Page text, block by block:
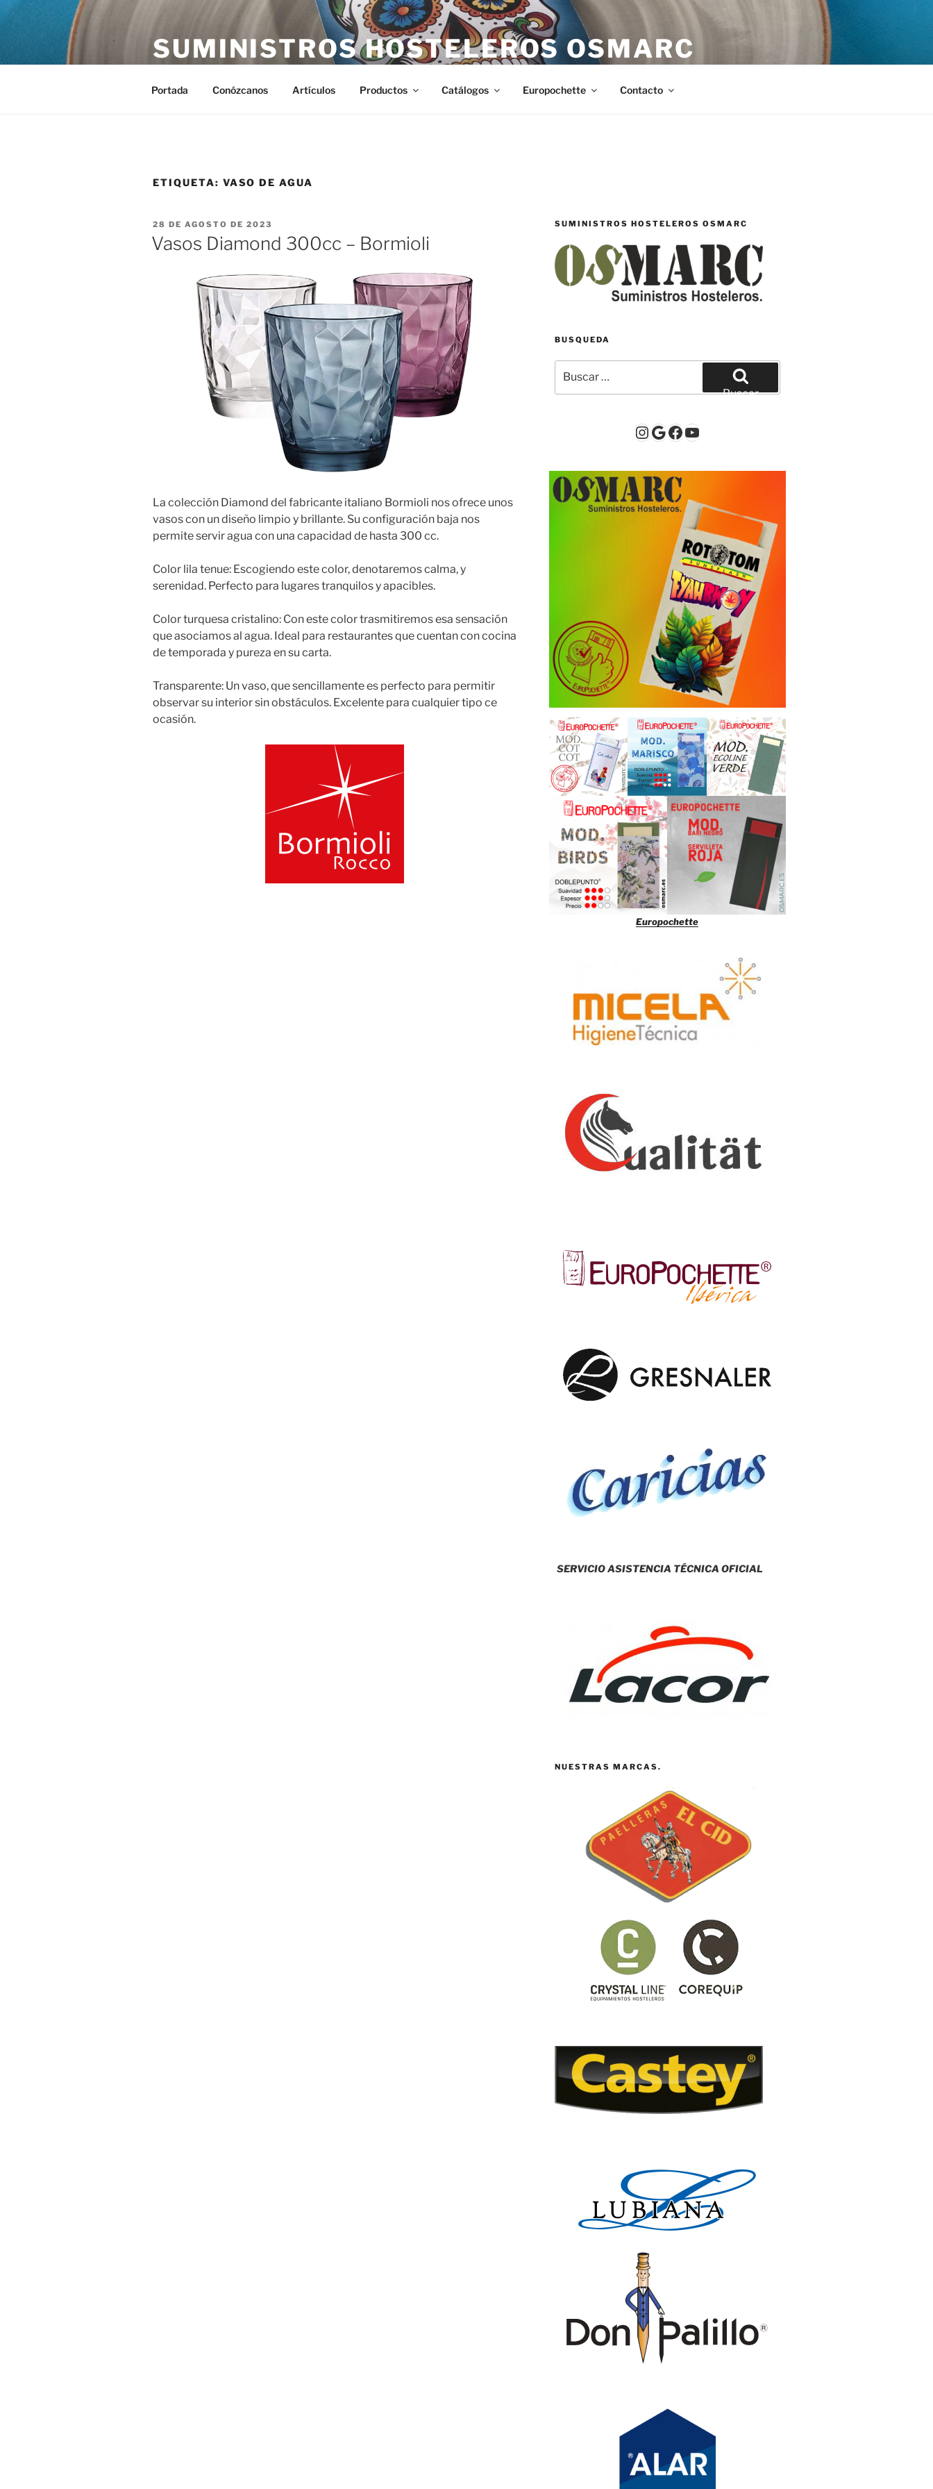
al
SUMINISTROS HOSTELEROS OSMARC
Portada Conózcanos Artículos Productos Catálogos Europochette Contacto
ETIQUETA: VASO DE AGUA
PUBLICADO
EL
28 DE AGOSTO DE 2023
Vasos Diamond 300cc – Bormioli
La colección Diamond del fabricante italiano Bormioli nos ofrece unos
vasos con un diseño limpio y brillante. Su configuración baja nos
permite servir agua con una capacidad de hasta 300 cc.
Color lila tenue: Escogiendo este color, denotaremos calma, y
serenidad. Perfecto para lugares tranquilos y apacibles.
Color turquesa cristalino: Con este color trasmitiremos esa sensación
que asociamos al agua. Ideal para restaurantes que cuentan con cocina
de temporada y pureza en su carta.
Transparente: Un vaso, que sencillamente es perfecto para permitir
observar su interior sin obstáculos. Excelente para cualquier tipo ce
ocasión.
SUMINISTROS HOSTELEROS OSMARC
BUSQUEDA
por:
Buscar
Instagram
Google
Facebook
YouTube
Europochette
SERVICIO ASISTENCIA TÉCNICA OFICIAL
NUESTRAS MARCAS.